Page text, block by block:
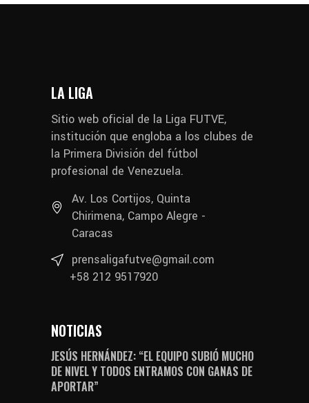
LA LIGA
Sitio web oficial de la Liga FUTVE,
institución que engloba a los clubes de
la Primera División del fútbol
profesional de Venezuela.
Av. Los Cortijos, Quinta
Chirimena, Campo Alegre -
Caracas
prensaligafutve@gmail.com
+58 212 9517920
NOTICIAS
JESÚS HERNÁNDEZ: “EL EQUIPO SUBIÓ MUCHO
DE NIVEL Y TODOS ENTRAMOS CON GANAS DE
APORTAR”